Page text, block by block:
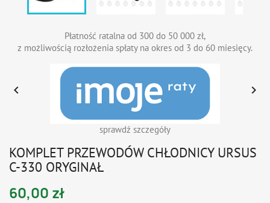
Płatność ratalna od 300 do 50 000 zł,
z możliwością rozłożenia spłaty na okres od 3 do 60 miesięcy.
sprawdź szczegóły
 
KOMPLET PRZEWODÓW CHŁODNICY URSUS
C-330 ORYGINAŁ
60,00 zł